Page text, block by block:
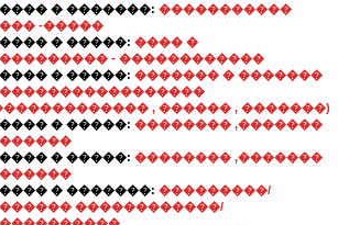
� �������: �����������
-�����
� �����: ���� �
- ������������
� �����: ������� � �������
, ������ , �������)
� �����: �������� ,�������
� �����: �������� ,�������
� �������: ���������/
������������/